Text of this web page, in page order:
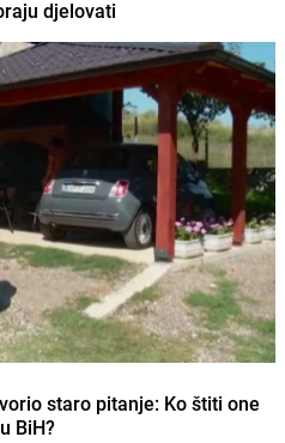
djelovati
staro pitanje: Ko štiti one
BiH?